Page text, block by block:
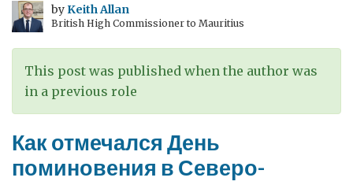
союзнических
ВВС,
остров
Кего
на
России
byKeith Allan
British High Commissioner to Mauritius
This post was published when the author was
in a previous role
Как отмечался День
поминовения в Северо-